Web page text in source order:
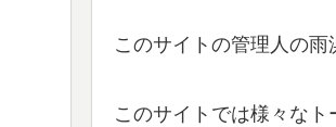
このサイトの管理人の雨
このサイトでは様々なト